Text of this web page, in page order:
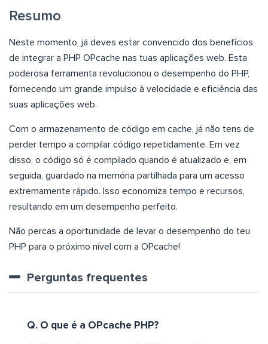
Resumo
Neste momento, já deves estar convencido dos benefícios
de integrar a PHP OPcache nas tuas aplicações web. Esta
poderosa ferramenta revolucionou o desempenho do PHP,
fornecendo um grande impulso à velocidade e eficiência das
suas aplicações web.
Com o armazenamento de código em cache, já não tens de
perder tempo a compilar código repetidamente. Em vez
disso, o código só é compilado quando é atualizado e, em
seguida, guardado na memória partilhada para um acesso
extremamente rápido. Isso economiza tempo e recursos,
resultando em um desempenho perfeito.
Não percas a oportunidade de levar o desempenho do teu
PHP para o próximo nível com a OPcache!
Perguntas frequentes
Q. O que é a OPcache PHP?